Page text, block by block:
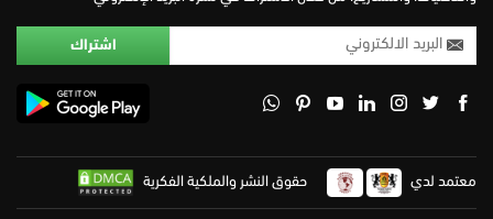
معتمد لدي حقوق النشر والملكية الفكرية